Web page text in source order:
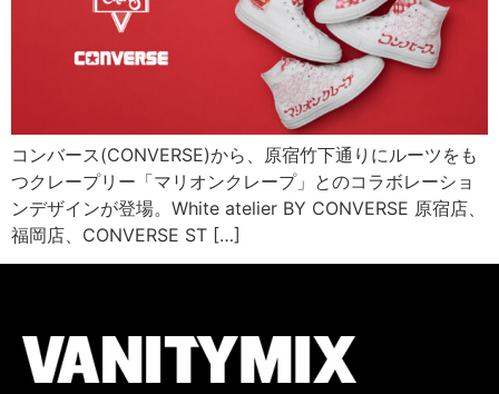
コンバース(CONVERSE)から、原宿竹下通りにルーツをも
つクレープリー「マリオンクレープ」とのコラボレーショ
ンデザインが登場。White atelier BY CONVERSE 原宿店、
福岡店、CONVERSE ST […]